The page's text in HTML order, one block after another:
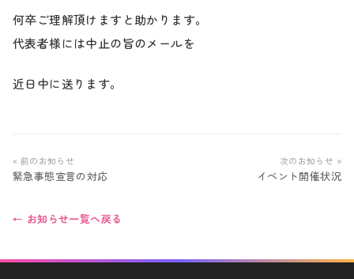
何卒ご理解頂けますと助かります。
代表者様には中止の旨のメールを
近日中に送ります。
« 前のお知らせ
緊急事態宣言の対応
次のお知らせ »
イベント開催状況
← お知らせ一覧へ戻る